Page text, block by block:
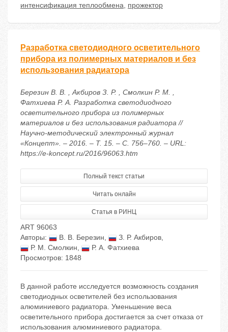
интенсификация теплообмена, прожектор
Разработка светодиодного осветительного
прибора из полимерных материалов и без
использования радиатора
Березин В. В. , Акбиров З. Р. , Смолкин Р. М. ,
Фатхиева Р. А. Разработка светодиодного
осветительного прибора из полимерных
материалов и без использования радиатора //
Научно-методический электронный журнал
«Концепт». – 2016. – Т. 15. – С. 756–760. – URL:
https://e-koncept.ru/2016/96063.htm
Полный текст статьи
Читать онлайн
Статья в РИНЦ
ART 96063
Авторы:
В. В. Березин, З. Р. Акбиров,
Р. М. Смолкин,
Р. А. Фатхиева
Просмотров: 1848
В данной работе исследуется возможность создания
светодиодных осветителей без использования
алюминиевого радиатора. Уменьшение веса
осветительного прибора достигается за счет отказа от
использования алюминиевого радиатора.